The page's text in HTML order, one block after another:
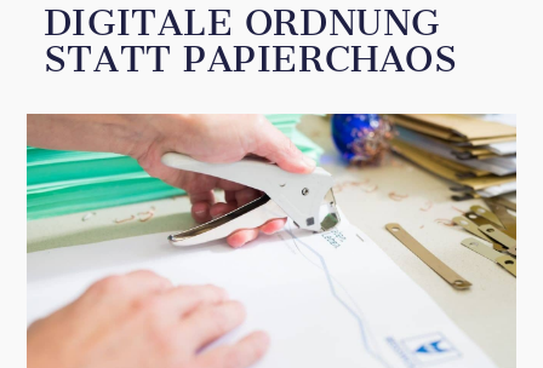
DIGITALE ORDNUNG
STATT PAPIERCHAOS